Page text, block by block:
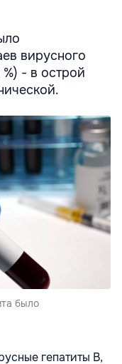
вирусного
%) - в острой
было
гепатиты B,